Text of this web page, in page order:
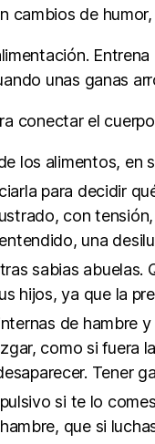
cambios de
unas ganas
conectar el
los alimentos, en
para decidir
con
una
sabias
hijos, ya que la
de hambre
como si fuera
Tener
si te lo
que si